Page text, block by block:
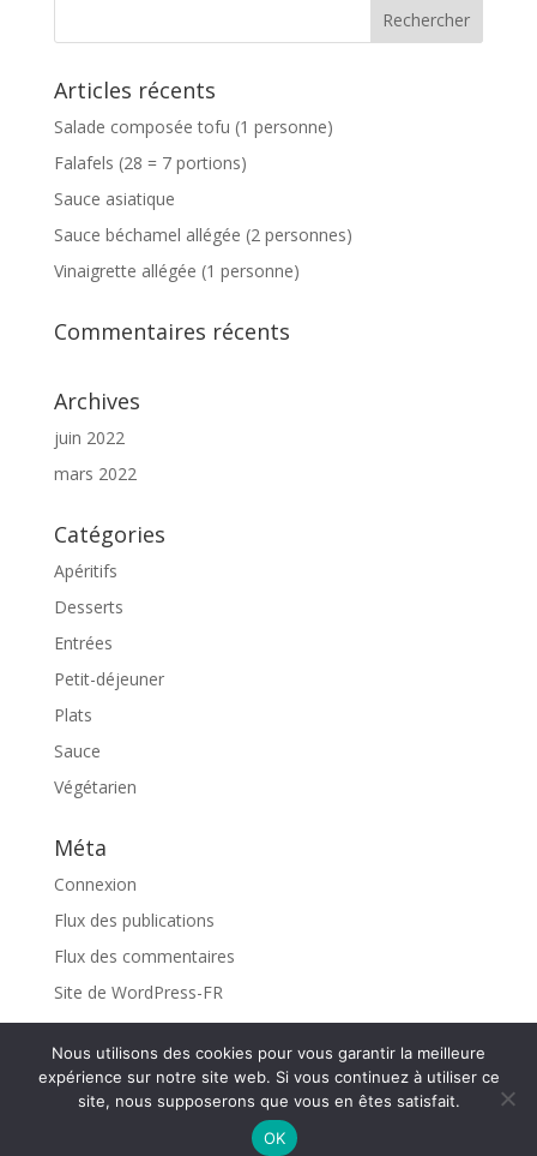
Articles récents
Salade composée tofu (1 personne)
Falafels (28 = 7 portions)
Sauce asiatique
Sauce béchamel allégée (2 personnes)
Vinaigrette allégée (1 personne)
Commentaires récents
Archives
juin 2022
mars 2022
Catégories
Apéritifs
Desserts
Entrées
Petit-déjeuner
Plats
Sauce
Végétarien
Méta
Connexion
Flux des publications
Flux des commentaires
Site de WordPress-FR
Design deElegant Themes| Propulsé par
WordPress
Nous utilisons des cookies pour vous garantir la meilleure
expérience sur notre site web. Si vous continuez à utiliser ce
site, nous supposerons que vous en êtes satisfait.
OK